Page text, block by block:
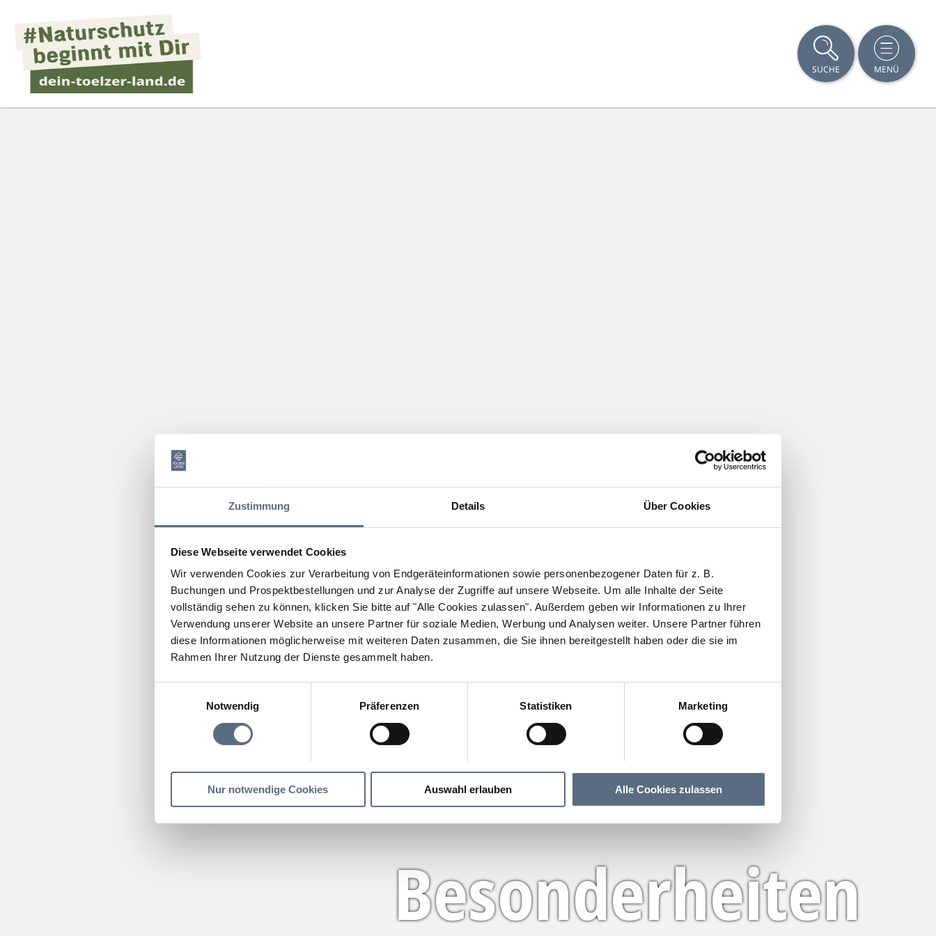
Zustimmung Details Über Cookies
Diese Webseite verwendet Cookies
Wir verwenden Cookies zur Verarbeitung von Endgeräteinformationen sowie personenbezogener Daten für z. B.
Buchungen und Prospektbestellungen und zur Analyse der Zugriffe auf unsere Webseite. Um alle Inhalte der Seite
vollständig sehen zu können, klicken Sie bitte auf "Alle Cookies zulassen". Außerdem geben wir Informationen zu Ihrer
Verwendung unserer Website an unsere Partner für soziale Medien, Werbung und Analysen weiter. Unsere Partner führen
diese Informationen möglicherweise mit weiteren Daten zusammen, die Sie ihnen bereitgestellt haben oder die sie im
Rahmen Ihrer Nutzung der Dienste gesammelt haben.
Notwendig
Präferenzen Statistiken Marketing
Nur notwendige Cookies Auswahl erlauben Alle Cookies zulassen
SUCHE MENÜ
Besonderheiten